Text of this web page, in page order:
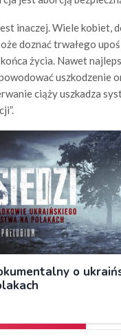
inaczej. Wiele kobiet,
doznać trwałego
życia. Nawet
ciąży uszkadza